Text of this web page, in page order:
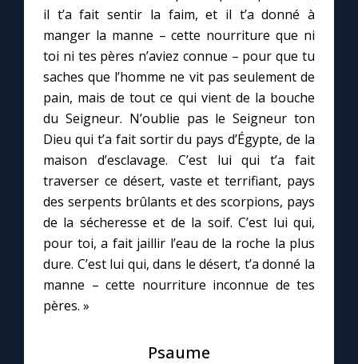
Les premiers samedis du mois
Marie qui défait les nœuds
Me consacrer à Jésus par Marie
Mes intentions de prière
Une Minute avec Marie
Une neuvaine
À la une
il t’a fait sentir la faim, et il t’a donné à
manger la manne – cette nourriture que ni
toi ni tes pères n’aviez connue – pour que tu
saches que l’homme ne vit pas seulement de
pain, mais de tout ce qui vient de la bouche
du Seigneur. N’oublie pas le Seigneur ton
Dieu qui t’a fait sortir du pays d’Égypte, de la
maison d’esclavage. C’est lui qui t’a fait
traverser ce désert, vaste et terrifiant, pays
des serpents brûlants et des scorpions, pays
de la sécheresse et de la soif. C’est lui qui,
pour toi, a fait jaillir l’eau de la roche la plus
dure. C’est lui qui, dans le désert, t’a donné la
manne – cette nourriture inconnue de tes
pères. »
Psaume